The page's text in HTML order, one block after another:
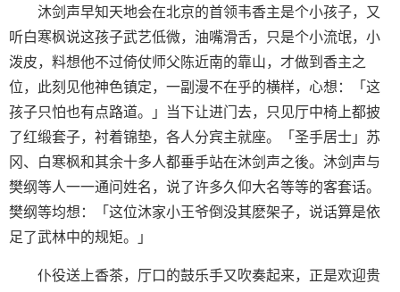
沐剑声早知天地会在北京的首领韦香主是个小孩子，又
听白寒枫说这孩子武艺低微，油嘴滑舌，只是个小流氓，小
泼皮，料想他不过倚仗师父陈近南的靠山，才做到香主之
位，此刻见他神色镇定，一副漫不在乎的横样，心想：「这
孩子只怕也有点路道。」当下让进门去，只见厅中椅上都披
了红缎套子，衬着锦垫，各人分宾主就座。「圣手居士」苏
冈、白寒枫和其余十多人都垂手站在沐剑声之後。沐剑声与
樊纲等人一一通问姓名，说了许多久仰大名等等的客套话。
樊纲等均想：「这位沐家小王爷倒没其麽架子，说话算是依
足了武林中的规矩。」
仆役送上香茶，厅口的鼓乐手又吹奏起来，正是欢迎贵